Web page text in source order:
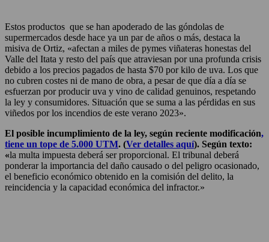
Estos productos que se han apoderado de las góndolas de
supermercados desde hace ya un par de años o más, destaca la
misiva de Ortiz, «afectan a miles de pymes viñateras honestas del
Valle del Itata y resto del país que atraviesan por una profunda crisis
debido a los precios pagados de hasta $70 por kilo de uva. Los que
no cubren costes ni de mano de obra, a pesar de que día a día se
esfuerzan por producir uva y vino de calidad genuinos, respetando
la ley y consumidores. Situación que se suma a las pérdidas en sus
viñedos por los incendios de este verano 2023».
El posible incumplimiento de la ley, según reciente modificación,
tiene un tope de 5.000 UTM. (Ver detalles aquí). Según texto:
«la multa impuesta deberá ser proporcional. El tribunal deberá
ponderar la importancia del daño causado o del peligro ocasionado,
el beneficio económico obtenido en la comisión del delito, la
reincidencia y la capacidad económica del infractor.»